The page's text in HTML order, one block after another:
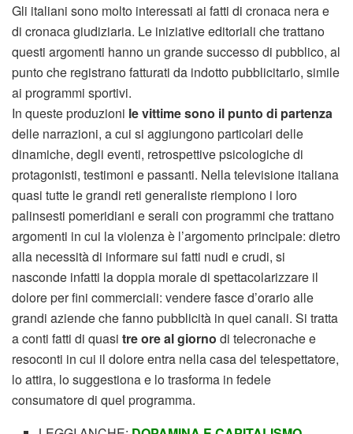
Gli italiani sono molto interessati ai fatti di cronaca nera e
di cronaca giudiziaria. Le iniziative editoriali che trattano
questi argomenti hanno un grande successo di pubblico, al
punto che registrano fatturati da indotto pubblicitario, simile
ai programmi sportivi.
In queste produzioni le vittime sono il punto di partenza
delle narrazioni, a cui si aggiungono particolari delle
dinamiche, degli eventi, retrospettive psicologiche di
protagonisti, testimoni e passanti. Nella televisione italiana
quasi tutte le grandi reti generaliste riempiono i loro
palinsesti pomeridiani e serali con programmi che trattano
argomenti in cui la violenza è l’argomento principale: dietro
alla necessità di informare sui fatti nudi e crudi, si
nasconde infatti la doppia morale di spettacolarizzare il
dolore per fini commerciali: vendere fasce d’orario alle
grandi aziende che fanno pubblicità in quei canali. Si tratta
a conti fatti di quasi tre ore al giorno di telecronache e
resoconti in cui il dolore entra nella casa del telespettatore,
lo attira, lo suggestiona e lo trasforma in fedele
consumatore di quel programma.